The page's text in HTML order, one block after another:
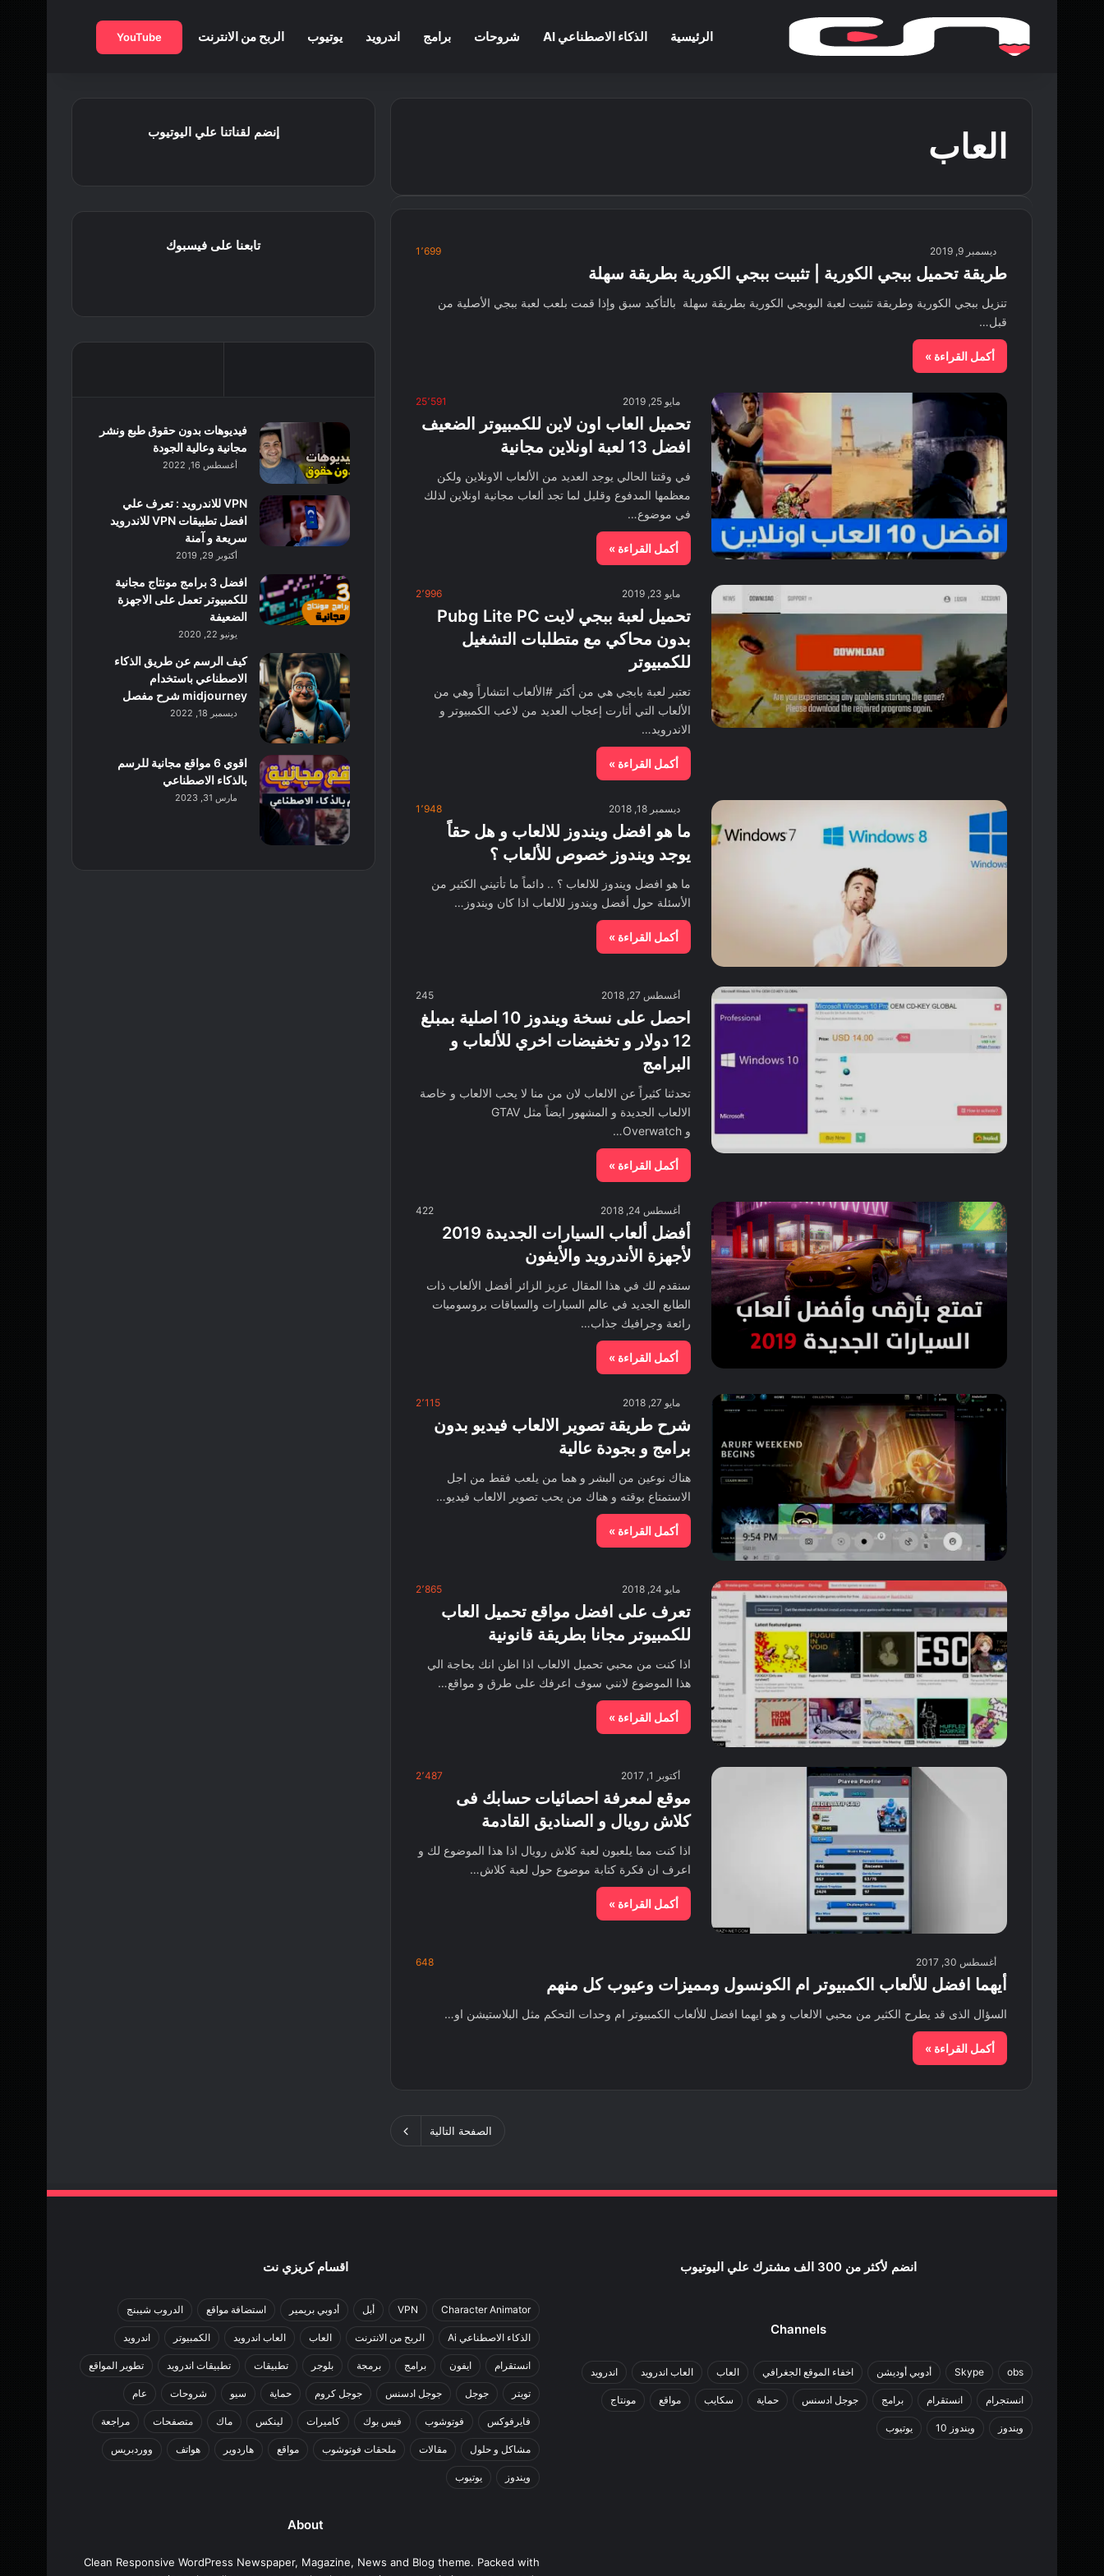
الرئيسية الذكاء الاصطناعي AI شروحات برامج اندرويد يوتيوب الربح من الانترنت YouTube
العاب
ديسمبر 9, 2019 1٬699
طريقة تحميل ببجي الكورية | تثبيت ببجي الكورية بطريقة سهلة
تنزيل ببجي الكورية وطريقة تثبيت لعبة البوبجي الكورية بطريقة سهلة بالتأكيد سبق وإذا قمت بلعب لعبة ببجي الأصلية من
قبل…
أكمل القراءة »
مايو 25, 2019 25٬591
تحميل العاب اون لاين للكمبيوتر الضعيف
افضل 13 لعبة اونلاين مجانية
في وقتنا الحالي يوجد العديد من الألعاب الاونلاين ولكن
معظمها المدفوع وقليل لما تجد ألعاب مجانية اونلاين لذلك
في موضوع…
أكمل القراءة »
مايو 23, 2019 2٬996
تحميل لعبة ببجي لايت Pubg Lite PC
بدون محاكي مع متطلبات التشغيل
للكمبيوتر
تعتبر لعبة بابجي هي من أكثر #الألعاب انتشاراً وهي من
الألعاب التي أثارت إعجاب العديد من لاعب الكمبيوتر و
الاندرويد…
أكمل القراءة »
ديسمبر 18, 2018 1٬948
ما هو افضل ويندوز للالعاب و هل حقاً
يوجد ويندوز خصوص للألعاب ؟
ما هو افضل ويندوز للالعاب ؟ .. دائماً ما تأتيني الكثير من
الأسئلة حول أفضل ويندوز للالعاب اذا كان ويندوز…
أكمل القراءة »
أغسطس 27, 2018 245
احصل على نسخة ويندوز 10 اصلية بمبلغ
12 دولار و تخفيضات اخري للألعاب و
البرامج
تحدثنا كثيراً عن الالعاب لان من منا لا يحب الالعاب و خاصة
الالعاب الجديدة و المشهور ايضاً مثل GTAV
و Overwatch…
أكمل القراءة »
أغسطس 24, 2018 422
أفضل ألعاب السيارات الجديدة 2019
لأجهزة الأندرويد والأيفون
سنقدم لك في هذا المقال عزيز الزائر أفضل الألعاب ذات
الطابع الجديد في عالم السيارات والسباقات بروسوميات
رائعة وجرافيك جذاب…
أكمل القراءة »
مايو 27, 2018 2٬115
شرح طريقة تصوير الالعاب فيديو بدون
برامج و بجودة عالية
هناك نوعين من البشر و هما من يلعب فقط من اجل
الاستمتاع بوقته و هناك من يحب تصوير الالعاب فيديو…
أكمل القراءة »
مايو 24, 2018 2٬865
تعرف على افضل مواقع تحميل العاب
للكمبيوتر مجانا بطريقة قانونية
اذا كنت من محبي تحميل الالعاب اذا اظن انك بحاجة الي
هذا الموضوع لانني سوف اعرفك على طرق و مواقع…
أكمل القراءة »
أكتوبر 1, 2017 2٬487
موقع لمعرفة احصائيات حسابك فى
كلاش رويال و الصناديق القادمة
اذا كنت مما يلعبون لعبة كلاش رويال اذا هذا الموضوع لك و
اعرف ان فكرة كتابة موضوع حول لعبة كلاش…
أكمل القراءة »
أغسطس 30, 2017 648
أيهما افضل للألعاب الكمبيوتر ام الكونسول ومميزات وعيوب كل منهم
السؤال الذى قد يطرح الكثير من محبي الالعاب و هو ايهما افضل للألعاب الكمبيوتر ام وحدات التحكم مثل البلاستيشن او…
أكمل القراءة »
الصفحة التالية
إنضم لقناتنا علي اليوتيوب
تابعنا على فيسبوك
فيديوهات بدون حقوق طبع ونشر
مجانية وعالية الجودة
أغسطس 16, 2022
VPN للاندرويد : تعرف علي
افضل تطبيقات VPN للاندرويد
سريعة و آمنة
أكتوبر 29, 2019
افضل 3 برامج مونتاج مجانية
للكمبيوتر تعمل على الاجهزة
الضعيفة
يونيو 22, 2020
كيف الرسم عن طريق الذكاء
الاصطناعي باستخدام
midjourney شرح مفصل
ديسمبر 18, 2022
اقوي 6 مواقع مجانية للرسم
بالذكاء الاصطناعي
مارس 31, 2023
انضم لأكثر من 300 الف مشترك علي اليوتيوب
Channels
obs
Skype أدوبي أوديشن اخفاء الموقع الجغرافي العاب العاب اندرويد اندرويد
انستجرام انستقرام برامج جوجل ادسنس حماية سكايب مواقع مونتاج
ويندوز ويندوز 10 يوتيوب
اقسام كريزي نت
Character Animator
VPN أبل أدوبي بريمير استضافة مواقع الدروب شيبنج
الذكاء الاصطناعي Ai الربح من الانترنت العاب العاب اندرويد الكمبيوتر اندرويد
انستقرام ايفون برامج برمجة بلوجر تطبيقات تطبيقات اندرويد تطوير المواقع
تويتر جوجل جوجل ادسنس جوجل كروم حماية سيو شروحات عام
فايرفوكس فوتوشوب فيس بوك كاميرات لينكس ماك متصفحات مراجعة
مشاكل و حلول مقالات ملحقات فوتوشوب مواقع هاردوير هواتف ووردبريس
ويندوز يوتيوب
About
Clean Responsive WordPress Newspaper, Magazine, News and Blog theme. Packed with